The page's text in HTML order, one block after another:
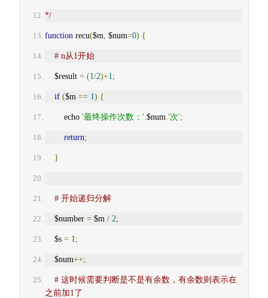
*/
function recu($m, $num=0) {
# n从1开始
    $result
= (1/2)+1;
if ($m == 1) {
        echo
'最终操作次数：'.$num.'次';
return;
}
# 开始递归分解
    $number
= $m / 2;
    $s
= 1;
    $num
++;
# 这时候需要判断是不是有余数，有余数则表示在
之前加1了